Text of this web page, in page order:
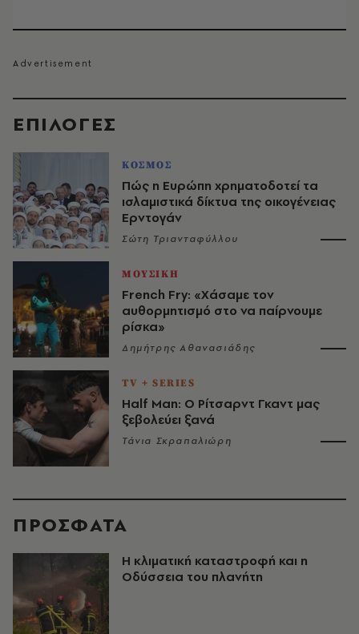
EΠΙΛΟΓΈΣ
ΚΟΣΜΟΣ
Πώς η Ευρώπη χρηματοδοτεί τα
ισλαμιστικά δίκτυα της οικογένειας
Ερντογάν
Σώτη Τριανταφύλλου
ΜΟΥΣΙΚΗ
French Fry: «Χάσαμε τον
αυθορμητισμό στο να παίρνουμε
ρίσκα»
Δημήτρης Αθανασιάδης
TV + SERIES
Half Man: Ο Ρίτσαρντ Γκαντ μας
ξεβολεύει ξανά
Τάνια Σκραπαλιώρη
ΠΡΟΣΦΑΤΑ
Η κλιματική καταστροφή και η
Οδύσσεια του πλανήτη